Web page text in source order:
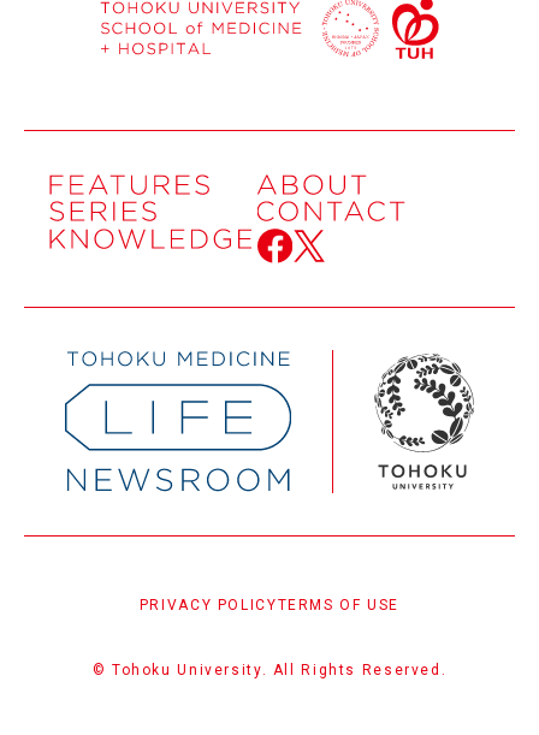
PRIVACY POLICYTERMS OF USE
© Tohoku University. All Rights Reserved.